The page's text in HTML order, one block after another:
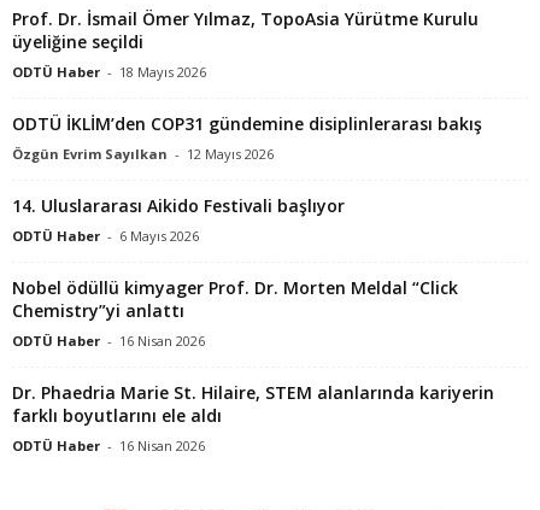
Prof. Dr. İsmail Ömer Yılmaz, TopoAsia Yürütme Kurulu
üyeliğine seçildi
ODTÜ Haber - 18 Mayıs 2026
ODTÜ İKLİM’den COP31 gündemine disiplinlerarası bakış
Özgün Evrim Sayılkan - 12 Mayıs 2026
14. Uluslararası Aikido Festivali başlıyor
ODTÜ Haber - 6 Mayıs 2026
Nobel ödüllü kimyager Prof. Dr. Morten Meldal “Click
Chemistry”yi anlattı
ODTÜ Haber - 16 Nisan 2026
Dr. Phaedria Marie St. Hilaire, STEM alanlarında kariyerin
farklı boyutlarını ele aldı
ODTÜ Haber - 16 Nisan 2026